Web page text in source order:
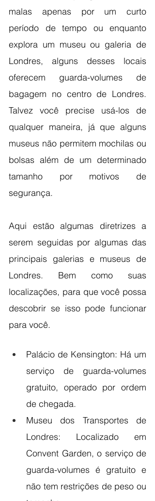
malas apenas por um curto
período de tempo ou enquanto
explora um museu ou galeria de
Londres, alguns desses locais
oferecem guarda-volumes de
bagagem no centro de Londres.
Talvez você precise usá-los de
qualquer maneira, já que alguns
museus não permitem mochilas ou
bolsas além de um determinado
tamanho por motivos de
segurança.
Aqui estão algumas diretrizes a
serem seguidas por algumas das
principais galerias e museus de
Londres. Bem como suas
localizações, para que você possa
descobrir se isso pode funcionar
para você.
Palácio de Kensington: Há um
serviço de guarda-volumes
gratuito, operado por ordem
de chegada.
Museu dos Transportes de
Londres: Localizado em
Convent Garden, o serviço de
guarda-volumes é gratuito e
não tem restrições de peso ou